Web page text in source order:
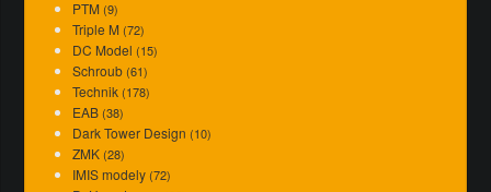
PTM (9)
Triple M (72)
DC Model (15)
Schroub (61)
Technik (178)
EAB (38)
Dark Tower Design (10)
ZMK (28)
IMIS modely (72)